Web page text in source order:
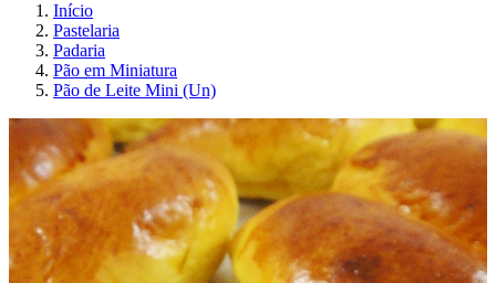
Início
Pastelaria
Padaria
Pão em Miniatura
Pão de Leite Mini (Un)